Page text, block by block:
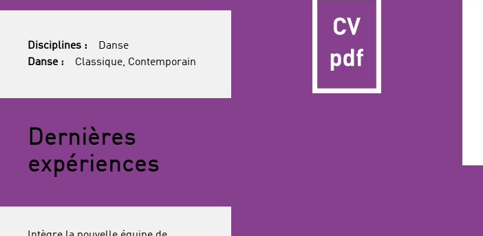
Disciplines :
Danse
Danse :
Classique, Contemporain
Dernières
expériences